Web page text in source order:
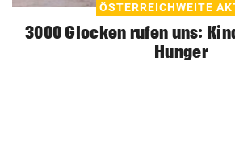
ÖSTERREICHWEITE
3000 Glocken rufen uns:
Hunger